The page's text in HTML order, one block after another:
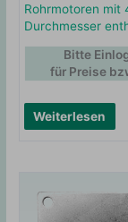
Rohrmotoren mit
Durchmesser
Weiterlesen
Bitte
für Preise